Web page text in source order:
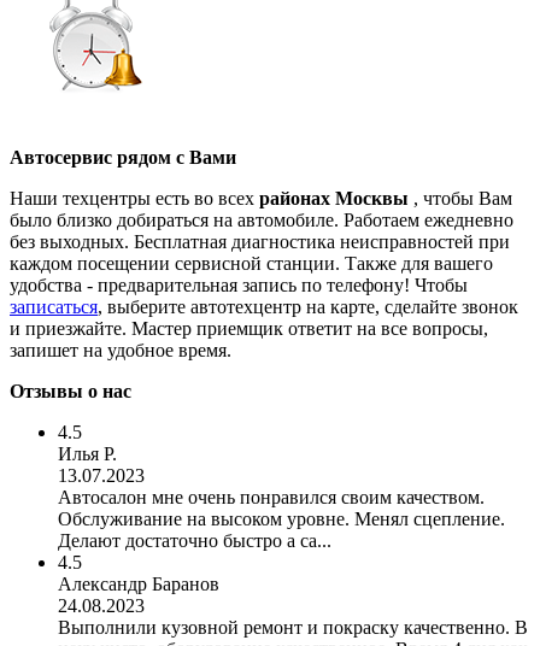
Автосервис рядом с Вами
Наши техцентры есть во всех районах Москвы , чтобы Вам
было близко добираться на автомобиле. Работаем ежедневно
без выходных. Бесплатная диагностика неисправностей при
каждом посещении сервисной станции. Также для вашего
удобства - предварительная запись по телефону! Чтобы
записаться, выберите автотехцентр на карте, сделайте звонок
и приезжайте. Мастер приемщик ответит на все вопросы,
запишет на удобное время.
Отзывы о нас
4.5
Илья Р.
13.07.2023
Автосалон мне очень понравился своим качеством.
Обслуживание на высоком уровне. Менял сцепление.
Делают достаточно быстро а са...
4.5
Александр Баранов
24.08.2023
Выполнили кузовной ремонт и покраску качественно. В